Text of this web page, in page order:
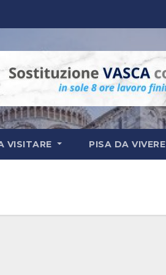
VISITARE PISA DA VIVERE